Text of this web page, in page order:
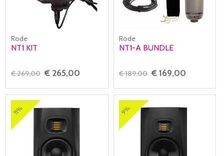
Rode
NT1 KIT
€ 269,00 € 265,00
Rode
NT1-A BUNDLE
€ 189,00 € 169,00
11% 9%